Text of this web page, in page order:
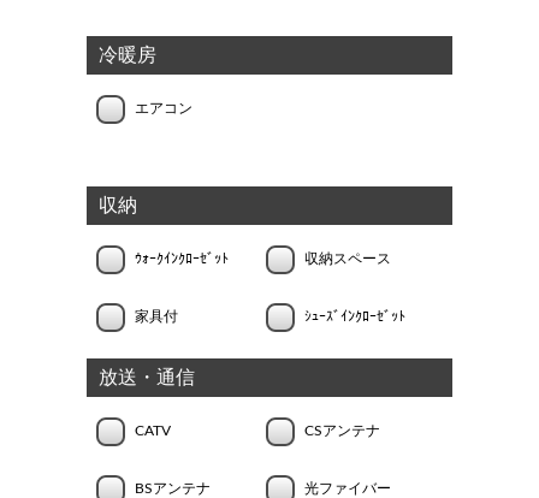
冷暖房
エアコン
収納
ｳｫｰｸｲﾝｸﾛｰｾﾞｯﾄ 収納スペース
家具付 ｼｭｰｽﾞｲﾝｸﾛｰｾﾞｯﾄ
放送・通信
CATV CSアンテナ
BSアンテナ 光ファイバー